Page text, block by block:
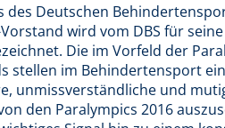
Deutschen
wird vom DBS für
Die im Vorfeld der
stellen im Behindertensport
unmissverständliche und
den Paralympics 2016